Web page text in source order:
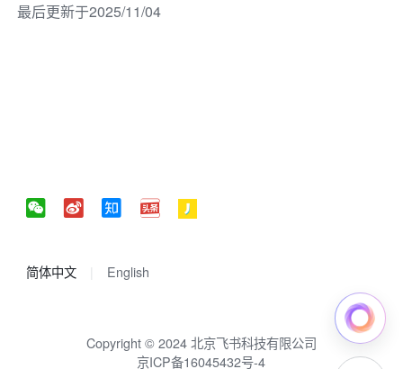
最后更新于2025/11/04
简体中文 English
Copyright © 2024 北京飞书科技有限公司
京ICP备16045432号-4